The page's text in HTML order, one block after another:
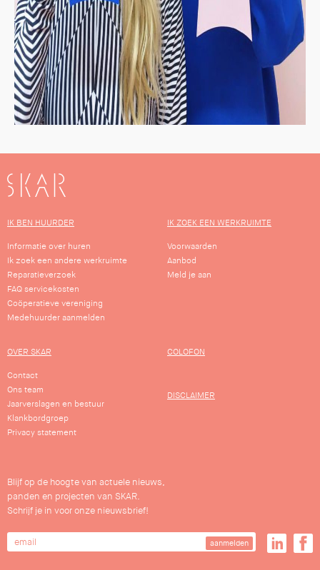
SKAR
IK BEN HUURDER
Informatie over huren
Ik zoek een andere werkruimte
Reparatieverzoek
FAQ servicekosten
Coöperatieve vereniging
Medehuurder aanmelden
IK ZOEK EEN WERKRUIMTE
Voorwaarden
Aanbod
Meld je aan
OVER SKAR
Contact
Ons team
Jaarverslagen en bestuur
Klankbordgroep
Privacy statement
COLOFON
DISCLAIMER
Blijf op de hoogte van actuele nieuws,
panden en projecten van SKAR.
Schrijf je in voor onze nieuwsbrief!